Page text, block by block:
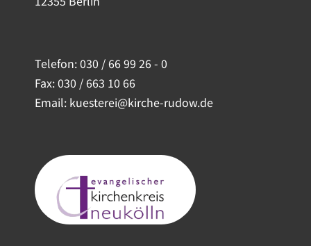
Telefon:030 / 66 99 26 - 0
Fax: 030 / 663 10 66
Email: kuesterei@kirche-rudow.de